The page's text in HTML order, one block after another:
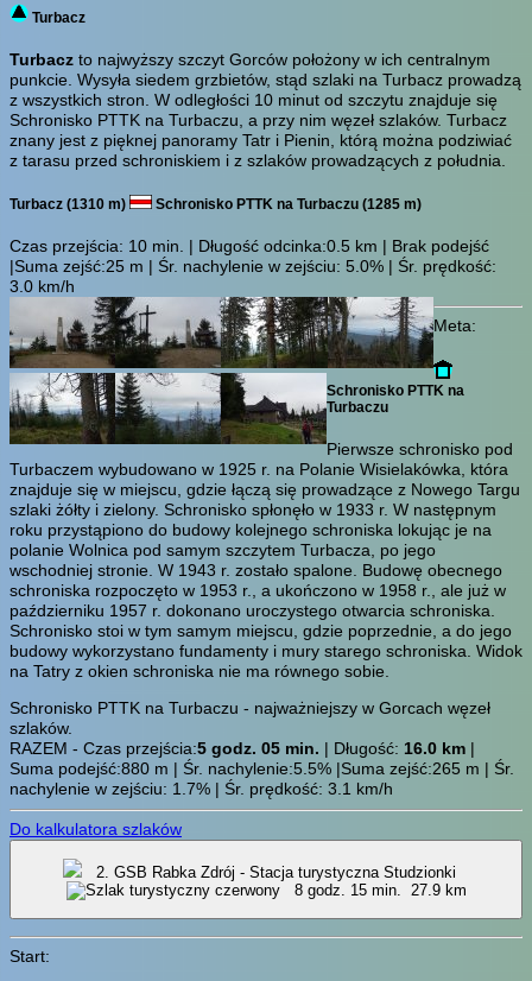
Turbacz
Turbacz to najwyższy szczyt Gorców położony w ich centralnym
punkcie. Wysyła siedem grzbietów, stąd szlaki na Turbacz prowadzą
z wszystkich stron. W odległości 10 minut od szczytu znajduje się
Schronisko PTTK na Turbaczu, a przy nim węzeł szlaków. Turbacz
znany jest z pięknej panoramy Tatr i Pienin, którą można podziwiać
z tarasu przed schroniskiem i z szlaków prowadzących z południa.
Turbacz (1310 m) Schronisko PTTK na Turbaczu (1285 m)
Czas przejścia: 10 min.
| Długość odcinka:0.5 km | Brak podejść
|Suma zejść:25 m | Śr. nachylenie w zejściu: 5.0% | Śr. prędkość:
3.0 km/h
Meta:
Schronisko PTTK na
Turbaczu
Pierwsze schronisko pod
Turbaczem wybudowano w 1925 r. na Polanie Wisielakówka, która
znajduje się w miejscu, gdzie łączą się prowadzące z Nowego Targu
szlaki żółty i zielony. Schronisko spłonęło w 1933 r. W następnym
roku przystąpiono do budowy kolejnego schroniska lokując je na
polanie Wolnica pod samym szczytem Turbacza, po jego
wschodniej stronie. W 1943 r. zostało spalone. Budowę obecnego
schroniska rozpoczęto w 1953 r., a ukończono w 1958 r., ale już w
październiku 1957 r. dokonano uroczystego otwarcia schroniska.
Schronisko stoi w tym samym miejscu, gdzie poprzednie, a do jego
budowy wykorzystano fundamenty i mury starego schroniska. Widok
na Tatry z okien schroniska nie ma równego sobie.
Schronisko PTTK na Turbaczu - najważniejszy w Gorcach węzeł
szlaków.
RAZEM - Czas przejścia:5 godz. 05 min. | Długość: 16.0 km |
Suma podejść:880 m | Śr. nachylenie:5.5% |Suma zejść:265 m | Śr.
nachylenie w zejściu: 1.7% | Śr. prędkość: 3.1 km/h
Do kalkulatora szlaków
2. GSB Rabka Zdrój - Stacja turystyczna Studzionki
8 godz. 15 min.
27.9 km
Start: